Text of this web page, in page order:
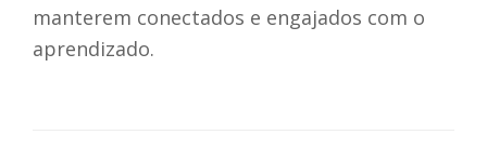
manterem conectados e engajados com o
aprendizado.